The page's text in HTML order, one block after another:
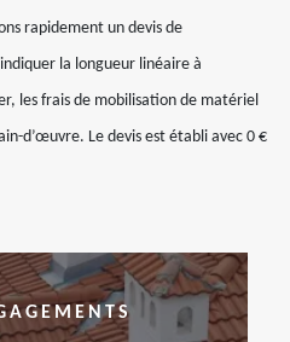
rapidement un devis de
la longueur linéaire à
les frais de mobilisation de matériel
d’œuvre. Le devis est établi avec 0 €